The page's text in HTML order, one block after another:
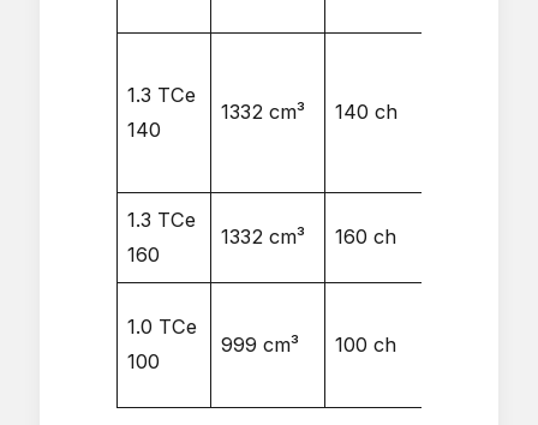
1.3 TCe
140
1332 cm³ 140 ch
1.3 TCe
160
1332 cm³ 160 ch
1.0 TCe
100
999 cm³ 100 ch